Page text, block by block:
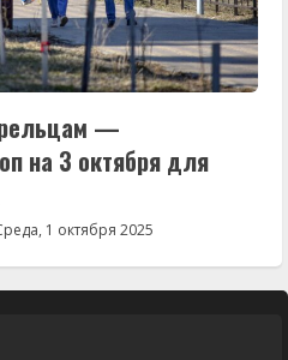
—
на 3 октября для
1 октября 2025